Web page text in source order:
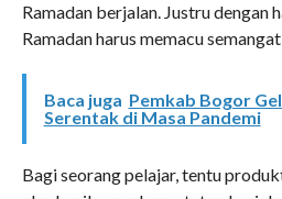
Ramadan berjalan. Justru dengan
Ramadan harus memacu
Baca juga Pemkab Bogor
Serentak di Masa Pandemi
Bagi seorang pelajar, tentu